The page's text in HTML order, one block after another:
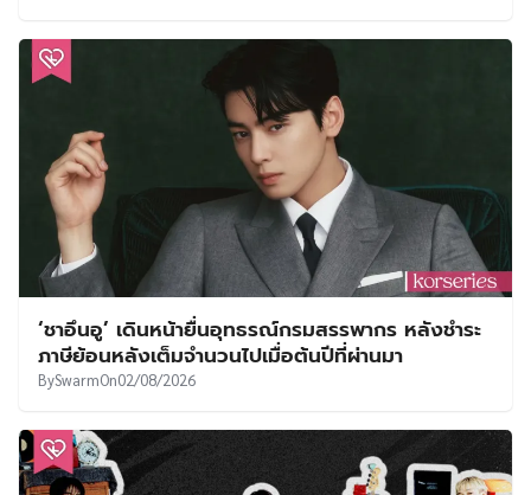
‘ชาอึนอู’ เดินหน้ายื่นอุทธรณ์กรมสรรพากร หลังชำระ
ภาษีย้อนหลังเต็มจำนวนไปเมื่อต้นปีที่ผ่านมา
BySwarmOn02/08/2026